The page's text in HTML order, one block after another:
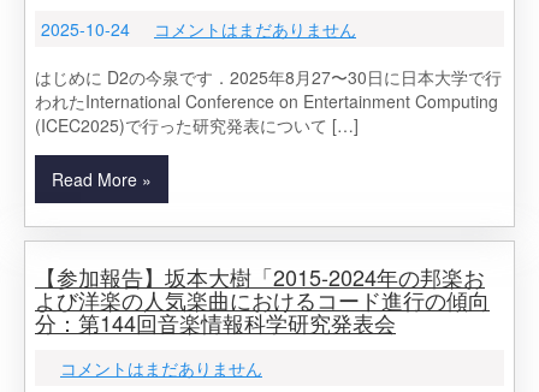
2025-10-24
コメントはまだありません
はじめに D2の今泉です．2025年8月27〜30日に日本大学で行
われたInternational Conference on Entertainment Computing
(ICEC2025)で行った研究発表について […]
Read More »
【参加報告】坂本大樹「2015-2024年の邦楽お
よび洋楽の人気楽曲におけるコード進行の傾向
分：第144回音楽情報科学研究発表会
コメントはまだありません